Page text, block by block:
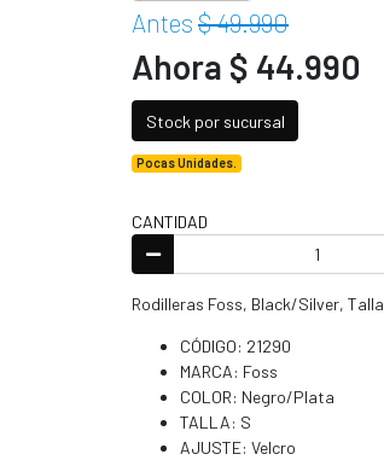
Antes $ 49.990
Ahora $ 44.990
Stock por sucursal
Pocas Unidades.
CANTIDAD
Rodilleras Foss, Black/Silver,
CÓDIGO: 21290
MARCA: Foss
COLOR: Negro/Plata
TALLA: S
AJUSTE: Velcro